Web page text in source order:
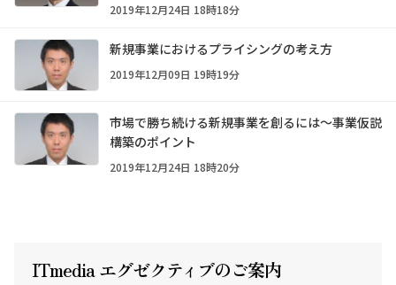
2019年12月24日 18時18分
新規事業におけるプライシングの考え方
2019年12月09日 19時19分
市場で勝ち続ける新規事業を創るには～事業仮説
構築のポイント
2019年12月24日 18時20分
ITmedia エグゼクティ ブのご案内